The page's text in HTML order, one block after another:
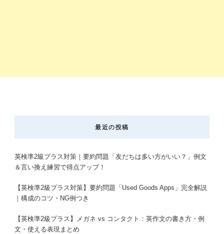
最近の投稿
英検準2級プラス対策｜要約問題「友だちは多い方がいい？」例文
＆言い換え練習で得点アップ！
【英検準2級プラス対策】要約問題「Used Goods Apps」完全解説
｜構成のコツ・NG例つき
【英検準2級プラス】メガネ vs コンタクト：英作文の書き方・例
文・使える表現まとめ